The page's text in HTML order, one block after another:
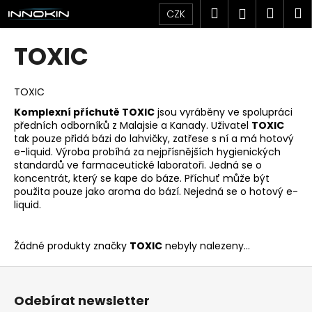
Přejít
na
obsah
CZK Hledat
TOXIC
TOXIC
Komplexní příchutě TOXIC jsou vyráběny ve spolupráci
předních odborníků z Malajsie a Kanady. Uživatel TOXIC
tak pouze přidá bázi do lahvičky, zatřese s ní a má hotový
e-liquid. Výroba probíhá za nejpřísnějších hygienických
standardů ve farmaceutické laboratoři. Jedná se o
koncentrát, který se kape do báze. Příchuť může být
použita pouze jako aroma do bází. Nejedná se o hotový e-
liquid.
Žádné produkty značky TOXIC nebyly nalezeny...
K
o
o
p
o
t
ř
e
b
j
e
e
Z
Odebírat newsletter